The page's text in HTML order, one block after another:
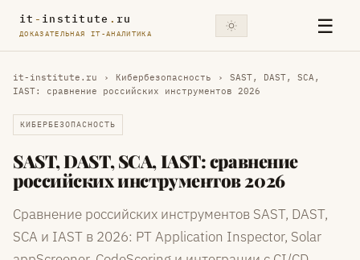
it - institute . ru
ДОКАЗАТЕЛЬНАЯ IT-АНАЛИТИКА ☰
it-institute.ru › Кибербезопасность ›
SAST, DAST, SCA,
IAST: сравнение российских инструментов 2026
КИБЕРБЕЗОПАСНОСТЬ
SAST, DAST, SCA, IAST: сравнение
российских инструментов 2026
Сравнение российских инструментов SAST, DAST,
SCA и IAST в 2026: PT Application Inspector, Solar